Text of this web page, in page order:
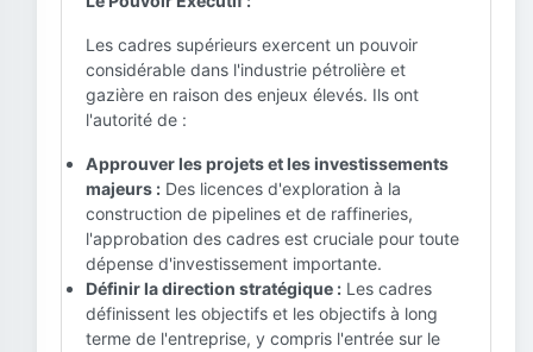
Les cadres supérieurs exercent un pouvoir
considérable dans l'industrie pétrolière et
gazière en raison des enjeux élevés. Ils ont
l'autorité de :
Approuver les projets et les investissements
majeurs : Des licences d'exploration à la
construction de pipelines et de raffineries,
l'approbation des cadres est cruciale pour toute
dépense d'investissement importante.
Définir la direction stratégique : Les cadres
définissent les objectifs et les objectifs à long
terme de l'entreprise, y compris l'entrée sur le